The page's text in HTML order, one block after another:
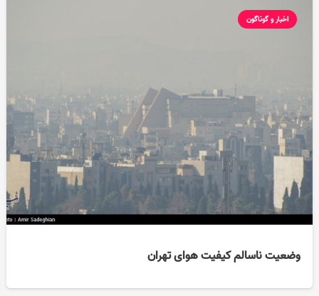
اخبار و گوناگون
وضعیت ناسالم کیفیت هوای تهران